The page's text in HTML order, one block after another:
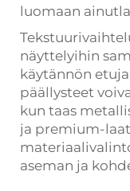
luomaan
näyttelyihin
käytännön
päällysteet
kun taas
ja premium-
aseman ja